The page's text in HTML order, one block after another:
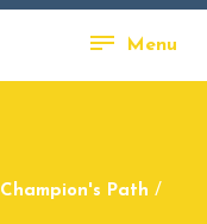
Menu
Champion's Path /